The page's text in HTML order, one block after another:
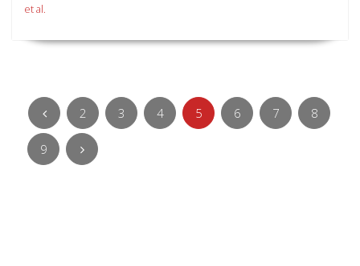
et al.
2 3 4 5 6 7 8
9